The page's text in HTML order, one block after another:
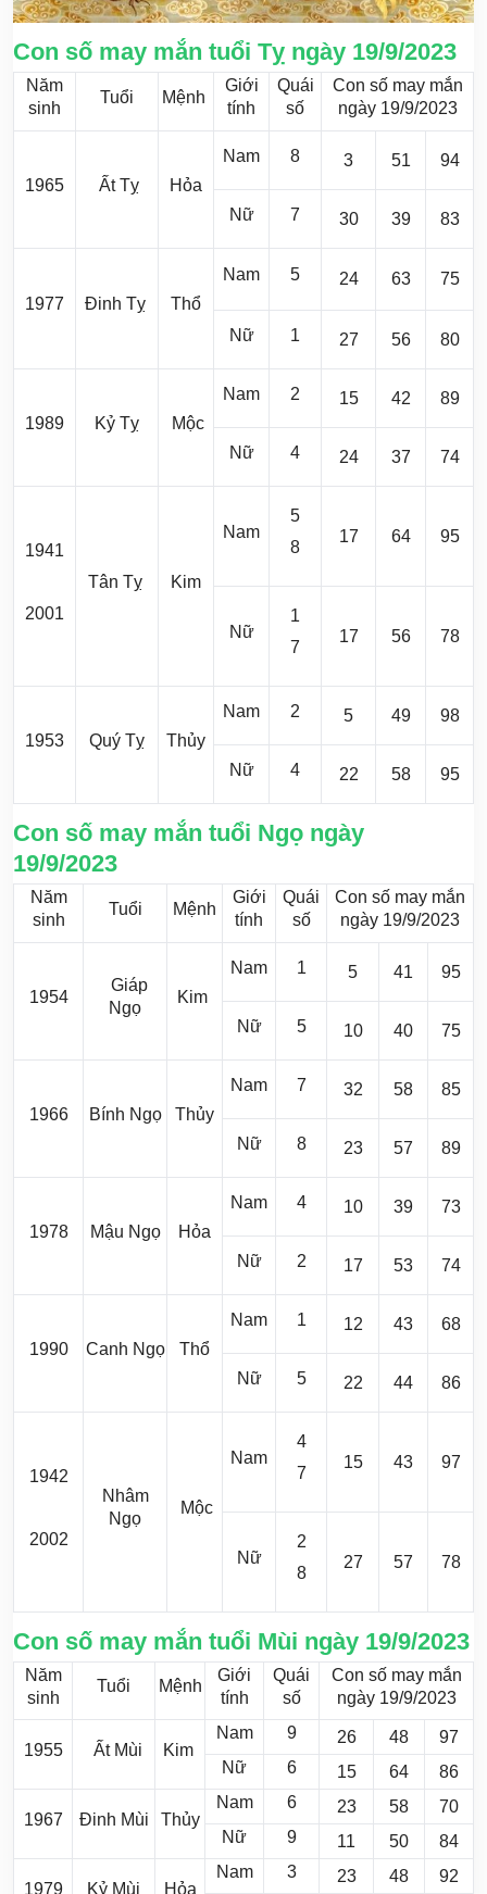
Con số may mắn tuổi Tỵ ngày 19/9/2023
Năm
sinh
Tuổi Mệnh
Giới
tính
Quái
số
Con số may mắn
ngày 19/9/2023
1965 Ất Tỵ Hỏa
Nam 8 3 51 94
Nữ 7 30 39 83
1977 Đinh Tỵ Thổ
Nam 5 24 63 75
Nữ 1 27 56 80
1989 Kỷ Tỵ Mộc
Nam 2 15 42 89
Nữ 4 24 37 74
1941
2001
Tân Tỵ Kim
Nam
5
8
17 64 95
Nữ
1
7
17 56 78
1953 Quý Tỵ Thủy
Nam 2 5 49 98
Nữ 4 22 58 95
Con số may mắn tuổi Ngọ ngày
19/9/2023
Năm
sinh
Tuổi Mệnh
Giới
tính
Quái
số
Con số may mắn
ngày 19/9/2023
1954
Giáp
Ngọ
Kim
Nam 1 5 41 95
Nữ 5 10 40 75
1966 Bính Ngọ Thủy
Nam 7 32 58 85
Nữ 8 23 57 89
1978 Mậu Ngọ Hỏa
Nam 4 10 39 73
Nữ 2 17 53 74
1990 Canh Ngọ Thổ
Nam 1 12 43 68
Nữ 5 22 44 86
1942
2002
Nhâm
Ngọ
Mộc
Nam
4
7
15 43 97
Nữ
2
8
27 57 78
Con số may mắn tuổi Mùi ngày 19/9/2023
Năm
sinh
Tuổi Mệnh
Giới
tính
Quái
số
Con số may mắn
ngày 19/9/2023
1955 Ất Mùi Kim
Nam 9 26 48
97
Nữ
6 15 64 86
1967 Đinh Mùi Thủy
Nam 6 23 58
70
Nữ
9 11 50 84
1979 Kỷ Mùi Hỏa
Nam 3 23 48 92